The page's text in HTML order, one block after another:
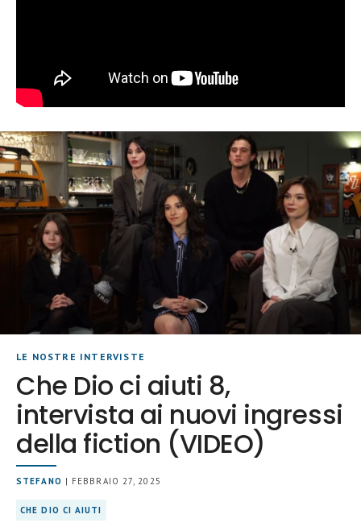
LE NOSTRE INTERVISTE
Che Dio ci aiuti 8,
intervista ai nuovi ingressi
della fiction (VIDEO)
STEFANO | FEBBRAIO 27, 2025
CHE DIO CI AIUTI